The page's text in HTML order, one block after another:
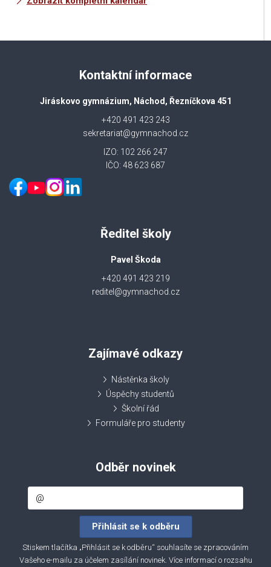
Kontaktní informace
Jiráskovo gymnázium, Náchod, Řezníčkova 451
+420 491 423 243
sekretariat@gymnachod.cz
IZO: 102 266 247
IČO: 48 623 687
Ředitel školy
Pavel Škoda
+420 491 423 219
reditel@gymnachod.cz
Zajímavé odkazy
Nástěnka školy
Úspěchy studentů
Školní řád
Formuláře pro studenty
Odběr novinek
Stiskem tlačítka „Přihlásit se k odběru“ souhlasíte se zpracováním
Vašeho e-mailu za účelem zasílání novinek. Více informací o rozsahu